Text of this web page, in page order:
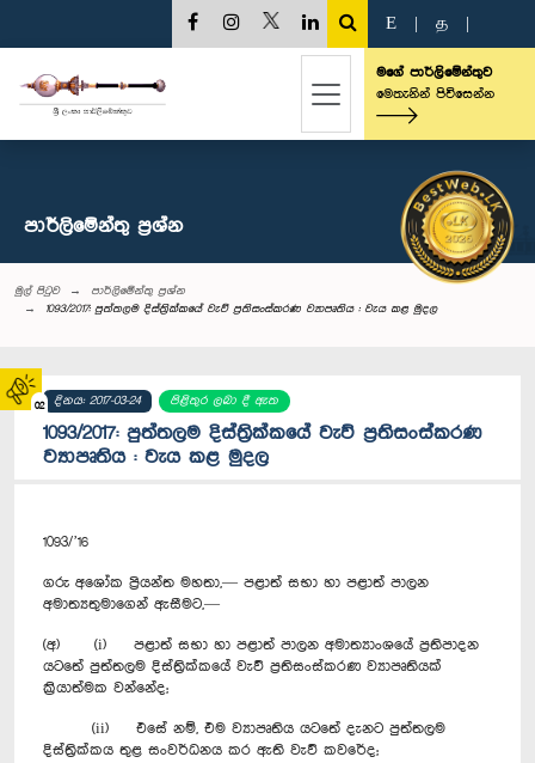
02
E த
මගේ පාර්ලිමේන්තුව
මෙතැනින් පිවිසෙන්න
පාර්ලි‌මේන්තු‌ ප්‍රශ්න
මුල් පිටුව
පාර්ලි‌මේන්තු‌ ප්‍රශ්න
1093/2017: පුත්තලම දිස්ත්‍රික්කයේ වැව් ප්‍රතිසංස්කරණ ව්‍යාපෘතිය : වැය කළ මුදල
දිනය: 2017-03-24 පිළිතුර ලබා දී ඇත
1093/2017: පුත්තලම දිස්ත්‍රික්කයේ වැව් ප්‍රතිසංස්කරණ
ව්‍යාපෘතිය : වැය කළ මුදල
1093/’16
ගරු අශෝක ප්‍රියන්ත මහතා,— පළාත් සභා හා පළාත් පාලන
අමාත්‍යතුමාගෙන් ඇසීමට,—
(අ) (i) පළාත් සභා හා පළාත් පාලන අමාත්‍යාංශයේ ප්‍රතිපාදන
යටතේ පුත්තලම දිස්ත්‍රික්කයේ වැව් ප්‍රතිසංස්කරණ ව්‍යාපෘතියක්
ක්‍රියාත්මක වන්නේද;
(ii) එසේ නම්, එම ව්‍යාපෘතිය යටතේ දැනට පුත්තලම
දිස්ත්‍රික්කය තුළ සංවර්ධනය කර ඇති වැව් කවරේද;